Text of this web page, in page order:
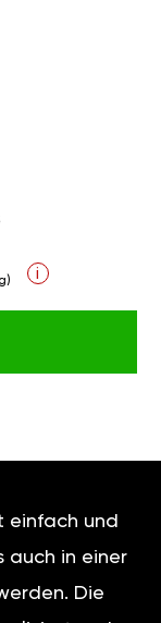
i
einfach und
auch in einer
Die